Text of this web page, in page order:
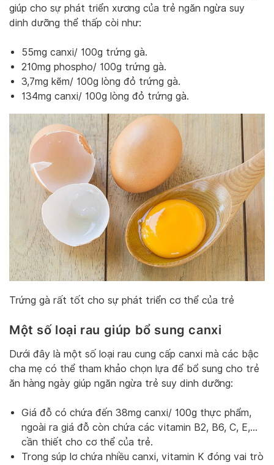
giúp cho sự phát triển xương của trẻ ngăn ngừa suy
dinh dưỡng thể thấp còi như:
55mg canxi/ 100g trứng gà.
210mg phospho/ 100g trứng gà.
3,7mg kẽm/ 100g lòng đỏ trứng gà.
134mg canxi/ 100g lòng đỏ trứng gà.
Trứng gà rất tốt cho sự phát triển cơ thể của trẻ
Một số loại rau giúp bổ sung canxi
Dưới đây là một số loại rau cung cấp canxi mà các bậc
cha mẹ có thể tham khảo chọn lựa để bổ sung cho trẻ
ăn hàng ngày giúp ngăn ngừa trẻ suy dinh dưỡng:
Giá đỗ có chứa đến 38mg canxi/ 100g thực phẩm,
ngoài ra giá đỗ còn chứa các vitamin B2, B6, C, E,…
cần thiết cho cơ thể của trẻ.
Trong súp lơ chứa nhiều canxi, vitamin K đóng vai trò